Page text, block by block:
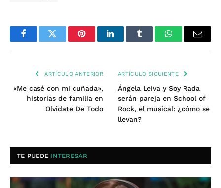
FacebookTwitter PinterestLinkedInTumblr WhatsAppEmail
ARTÍCULO ANTERIOR
«Me casé con mi cuñada»,
historias de familia en
Olvidate De Todo
ARTÍCULO SIGUIENTE
Ángela Leiva y Soy Rada
serán pareja en School of
Rock, el musical: ¿cómo se
llevan?
TE PUEDE INTERESAR